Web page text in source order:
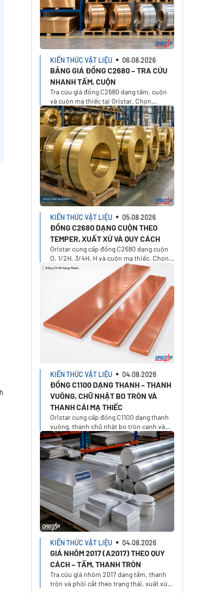
KIẾN THỨC VẬT LIỆU 06.08.2026
BẢNG GIÁ ĐỒNG C2680 – TRA CỨU
NHANH TẤM, CUỘN
Tra cứu giá đồng C2680 dạng tấm, cuộn
và cuộn mạ thiếc tại Oristar. Chọn
temper, xuất xứ, kích thước, khối lượng
để tính giá theo nhu cầu thực tế
KIẾN THỨC VẬT LIỆU 05.08.2026
ĐỒNG C2680 DẠNG CUỘN THEO
TEMPER, XUẤT XỨ VÀ QUY CÁCH
Oristar cung cấp đồng C2680 dạng cuộn
O, 1/2H, 3/4H, H và cuộn mạ thiếc. Chọn
xuất xứ, độ dày, khổ rộng, khối lượng và
KIẾN THỨC VẬT LIỆU 04.08.2026
ĐỒNG C1100 DẠNG THANH – THANH
VUÔNG, CHỮ NHẬT BO TRÒN VÀ
THANH CÁI MẠ THIẾC
Oristar cung cấp đồng C1100 dạng thanh
vuông, thanh chữ nhật bo tròn cạnh và
thanh cái mạ thiếc 1/2H. Chọn xuất xứ,
kích thước và yêu cầu báo giá trên Oristar
Plus
KIẾN THỨC VẬT LIỆU 04.08.2026
GIÁ NHÔM 2017 (A2017) THEO QUY
CÁCH – TẤM, THANH TRÒN
Tra cứu giá nhôm 2017 dạng tấm, thanh
tròn và phôi cắt theo trạng thái, xuất xứ,